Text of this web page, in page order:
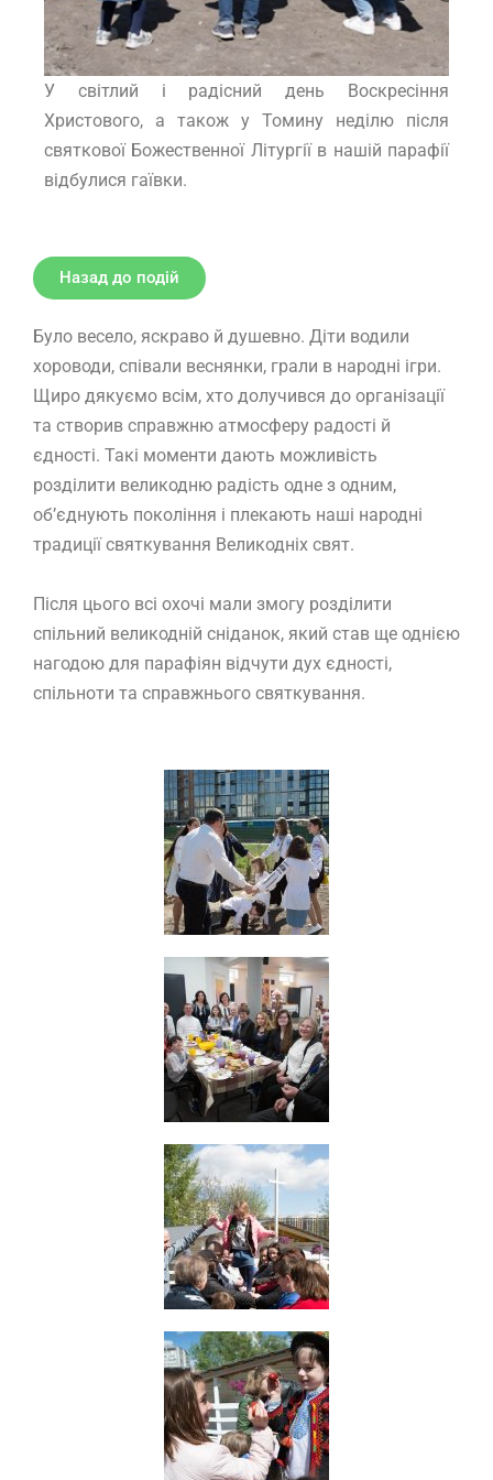
У світлий і радісний день Воскресіння
Христового, а також у Томину неділю після
святкової Божественної Літургії в нашій парафії
відбулися гаївки.
Назад до подій
Було весело, яскраво й душевно. Діти водили
хороводи, співали веснянки, грали в народні ігри.
Щиро дякуємо всім, хто долучився до організації
та створив справжню атмосферу радості й
єдності. Такі моменти дають можливість
розділити великодню радість одне з одним,
об’єднують покоління і плекають наші народні
традиції святкування Великодніх свят.
Після цього всі охочі мали змогу розділити
спільний великодній сніданок, який став ще однією
нагодою для парафіян відчути дух єдності,
спільноти та справжнього святкування.